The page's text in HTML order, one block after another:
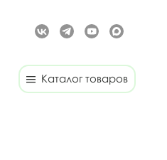
Каталог товаров